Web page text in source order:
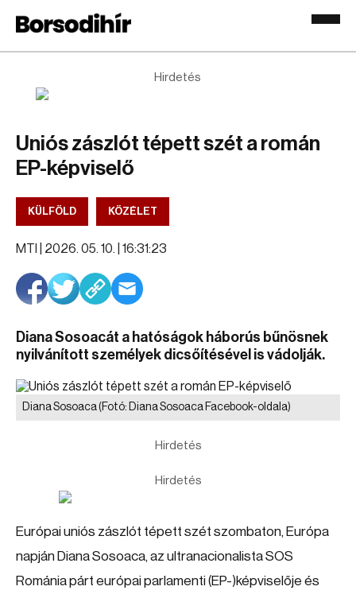
Hirdetés
Uniós zászlót tépett szét a román
EP-képviselő
KÜLFÖLD KÖZÉLET
MTI | 2026. 05. 10. | 16:31:23
Diana Sosoacát a hatóságok háborús bűnösnek
nyilvánított személyek dicsőítésével is vádolják.
Diana Sosoaca(Fotó: Diana Sosoaca Facebook-oldala)
Hirdetés
Hirdetés
Európai uniós zászlót tépett szét szombaton, Európa
napján Diana Sosoaca, az ultranacionalista SOS
Románia párt európai parlamenti (EP-)képviselője és